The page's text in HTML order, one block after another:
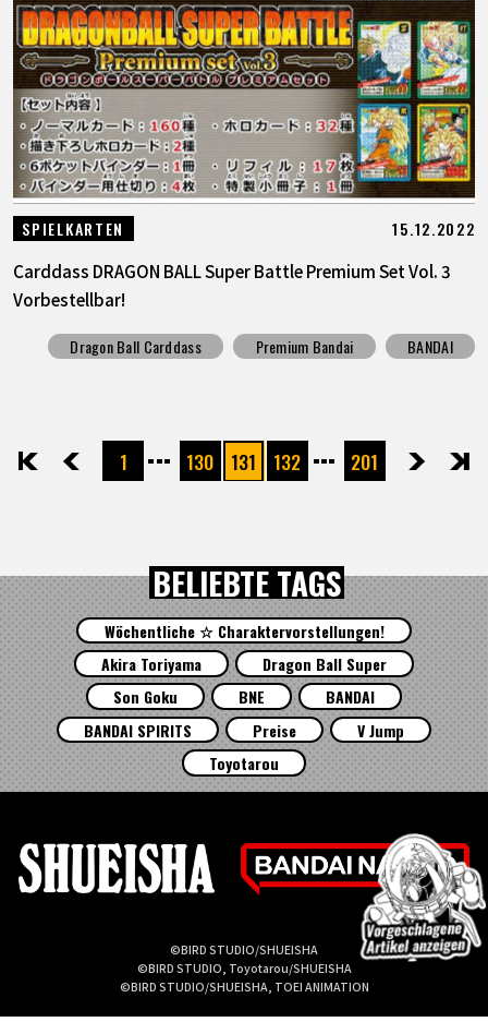
SPIELKARTEN 15.12.2022
Carddass DRAGON BALL Super Battle Premium Set Vol. 3
Vorbestellbar!
Dragon Ball Carddass Premium Bandai BANDAI
先頭 前へ1 130 131 132 201次へ最後
BELIEBTE TAGS
Wöchentliche ☆ Charaktervorstellungen!
Akira Toriyama
Dragon Ball Super
Son Goku
BNE
BANDAI
BANDAI SPIRITS
Preise
V Jump
Toyotarou
©BIRD STUDIO/SHUEISHA
©BIRD STUDIO, Toyotarou/SHUEISHA
©BIRD STUDIO/SHUEISHA, TOEI ANIMATION